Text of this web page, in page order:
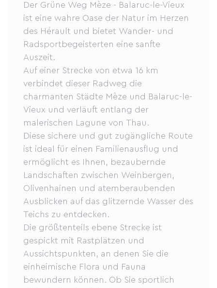
Der Grüne Weg Mèze - Balaruc-le-Vieux
ist eine wahre Oase der Natur im Herzen
des Hérault und bietet Wander- und
Radsportbegeisterten eine sanfte
Auszeit.
Auf einer Strecke von etwa 16 km
verbindet dieser Radweg die
charmanten Städte Mèze und Balaruc-le-
Vieux und verläuft entlang der
malerischen Lagune von Thau.
Diese sichere und gut zugängliche Route
ist ideal für einen Familienausflug und
ermöglicht es Ihnen, bezaubernde
Landschaften zwischen Weinbergen,
Olivenhainen und atemberaubenden
Ausblicken auf das glitzernde Wasser des
Teichs zu entdecken.
Die größtenteils ebene Strecke ist
gespickt mit Rastplätzen und
Aussichtspunkten, an denen Sie die
einheimische Flora und Fauna
bewundern können. Ob Sie sportlich